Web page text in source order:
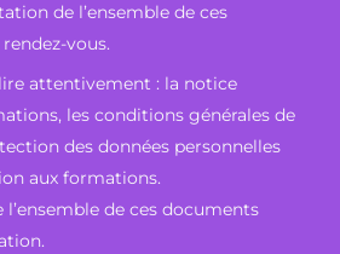
de l’ensemble de ces
vous.
attentivement : la notice
les conditions générales de
des données personnelles
aux formations.
de ces documents